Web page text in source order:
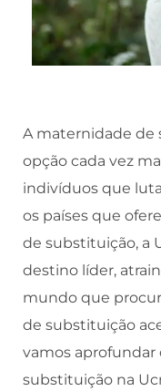
A maternidade de
opção cada vez
indivíduos que
os países que
de substituição, a
destino líder,
mundo que
de substituição
vamos
substituição na